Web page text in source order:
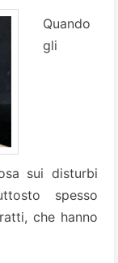
Quando
gli
sui disturbi
spesso
che hanno